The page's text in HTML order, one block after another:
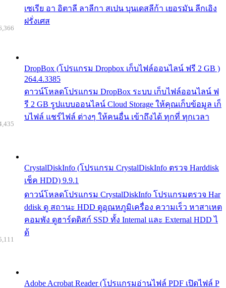
เซเรีย อา อิตาลี ลาลีกา สเปน บุนเดสลีก้า เยอรมัน ลีกเอิง
ฝรั่งเศส
DropBox (โปรแกรม Dropbox เก็บไฟล์ออนไลน์ ฟรี 2 GB )
264.4.3385
ดาวน์โหลดโปรแกรม DropBox ระบบ เก็บไฟล์ออนไลน์ ฟ
รี 2 GB รูปแบบออนไลน์ Cloud Storage ให้คุณเก็บข้อมูล เก็
บไฟล์ แชร์ไฟล์ ต่างๆ ให้คนอื่น เข้าถึงได้ ทุกที่ ทุกเวลา
CrystalDiskInfo (โปรแกรม CrystalDiskInfo ตรวจ Harddisk
เช็ค HDD) 9.9.1
ดาวน์โหลดโปรแกรม CrystalDiskInfo โปรแกรมตรวจ Har
ddisk ดู สถานะ HDD ดูอุณหภูมิเครื่อง ความเร็ว หาสาเหต
คอมพัง ดูฮาร์ดดิสก์ SSD ทั้ง Internal และ External HDD ไ
ด้
Adobe Acrobat Reader (โปรแกรมอ่านไฟล์ PDF เปิดไฟล์ P